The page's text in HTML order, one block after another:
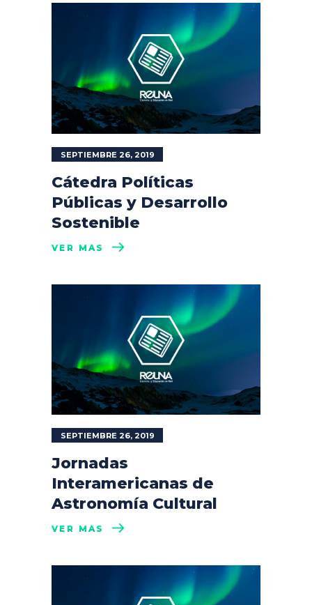
SEPTIEMBRE 26, 2019
Cátedra Políticas
Públicas y Desarrollo
Sostenible
VER MÁS
SEPTIEMBRE 26, 2019
Jornadas
Interamericanas de
Astronomía Cultural
VER MÁS